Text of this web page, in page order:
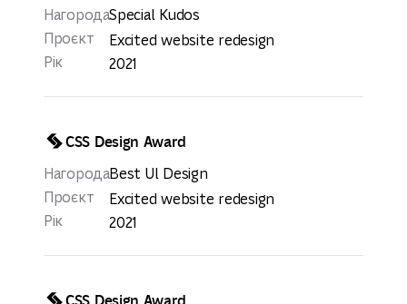
НагородаSpecial Kudos
Проєкт
Excited website redesign
Рік
2021
CSS Design Award
НагородаBest Ul Design
Проєкт
Excited website redesign
Рік
2021
CSS Design Award